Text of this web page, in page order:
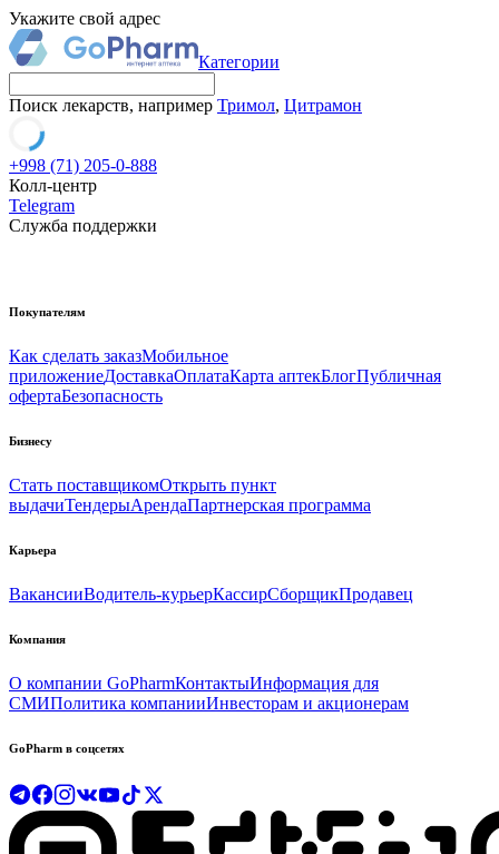
Укажите свой адрес
Категории
Поиск лекарств, например Тримол, Цитрамон
+998 (71) 205-0-888
Колл-центр
Telegram
Служба поддержки
Покупателям
Как сделать заказМобильное
приложениеДоставкаОплатаКарта аптекБлогПубличная
офертаБезопасность
Бизнесу
Стать поставщикомОткрыть пункт
выдачиТендерыАрендаПартнерская программа
Карьера
ВакансииВодитель-курьерКассирСборщикПродавец
Компания
О компании GoPharmКонтактыИнформация для
СМИПолитика компанииИнвесторам и акционерам
GoPharm в соцсетях